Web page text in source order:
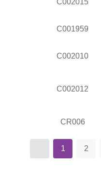
C002015
C001959
C002010
C002012
CR006
1 2